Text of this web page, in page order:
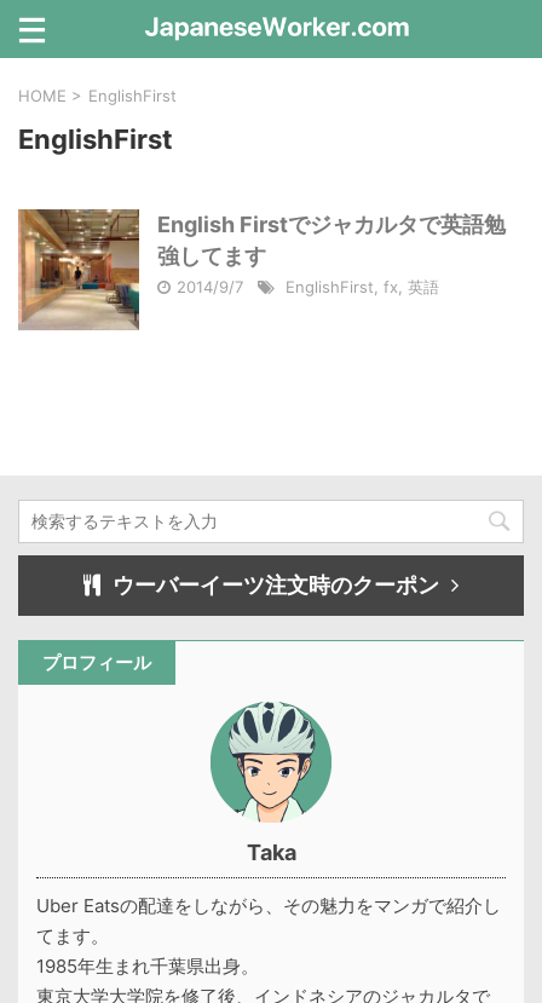
HOME > EnglishFirst
EnglishFirst
English Firstでジャカルタで英語勉
強してます
2014/9/7 EnglishFirst fx 英語
ウーバーイーツ注文時のクーポン
プロフィール
Taka
Uber Eatsの配達をしながら、その魅力をマンガで紹介し
てます。
1985年生まれ千葉県出身。
東京大学大学院を修了後、インドネシアのジャカルタで